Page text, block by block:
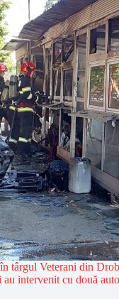
târgul Veterani din
au intervenit cu două